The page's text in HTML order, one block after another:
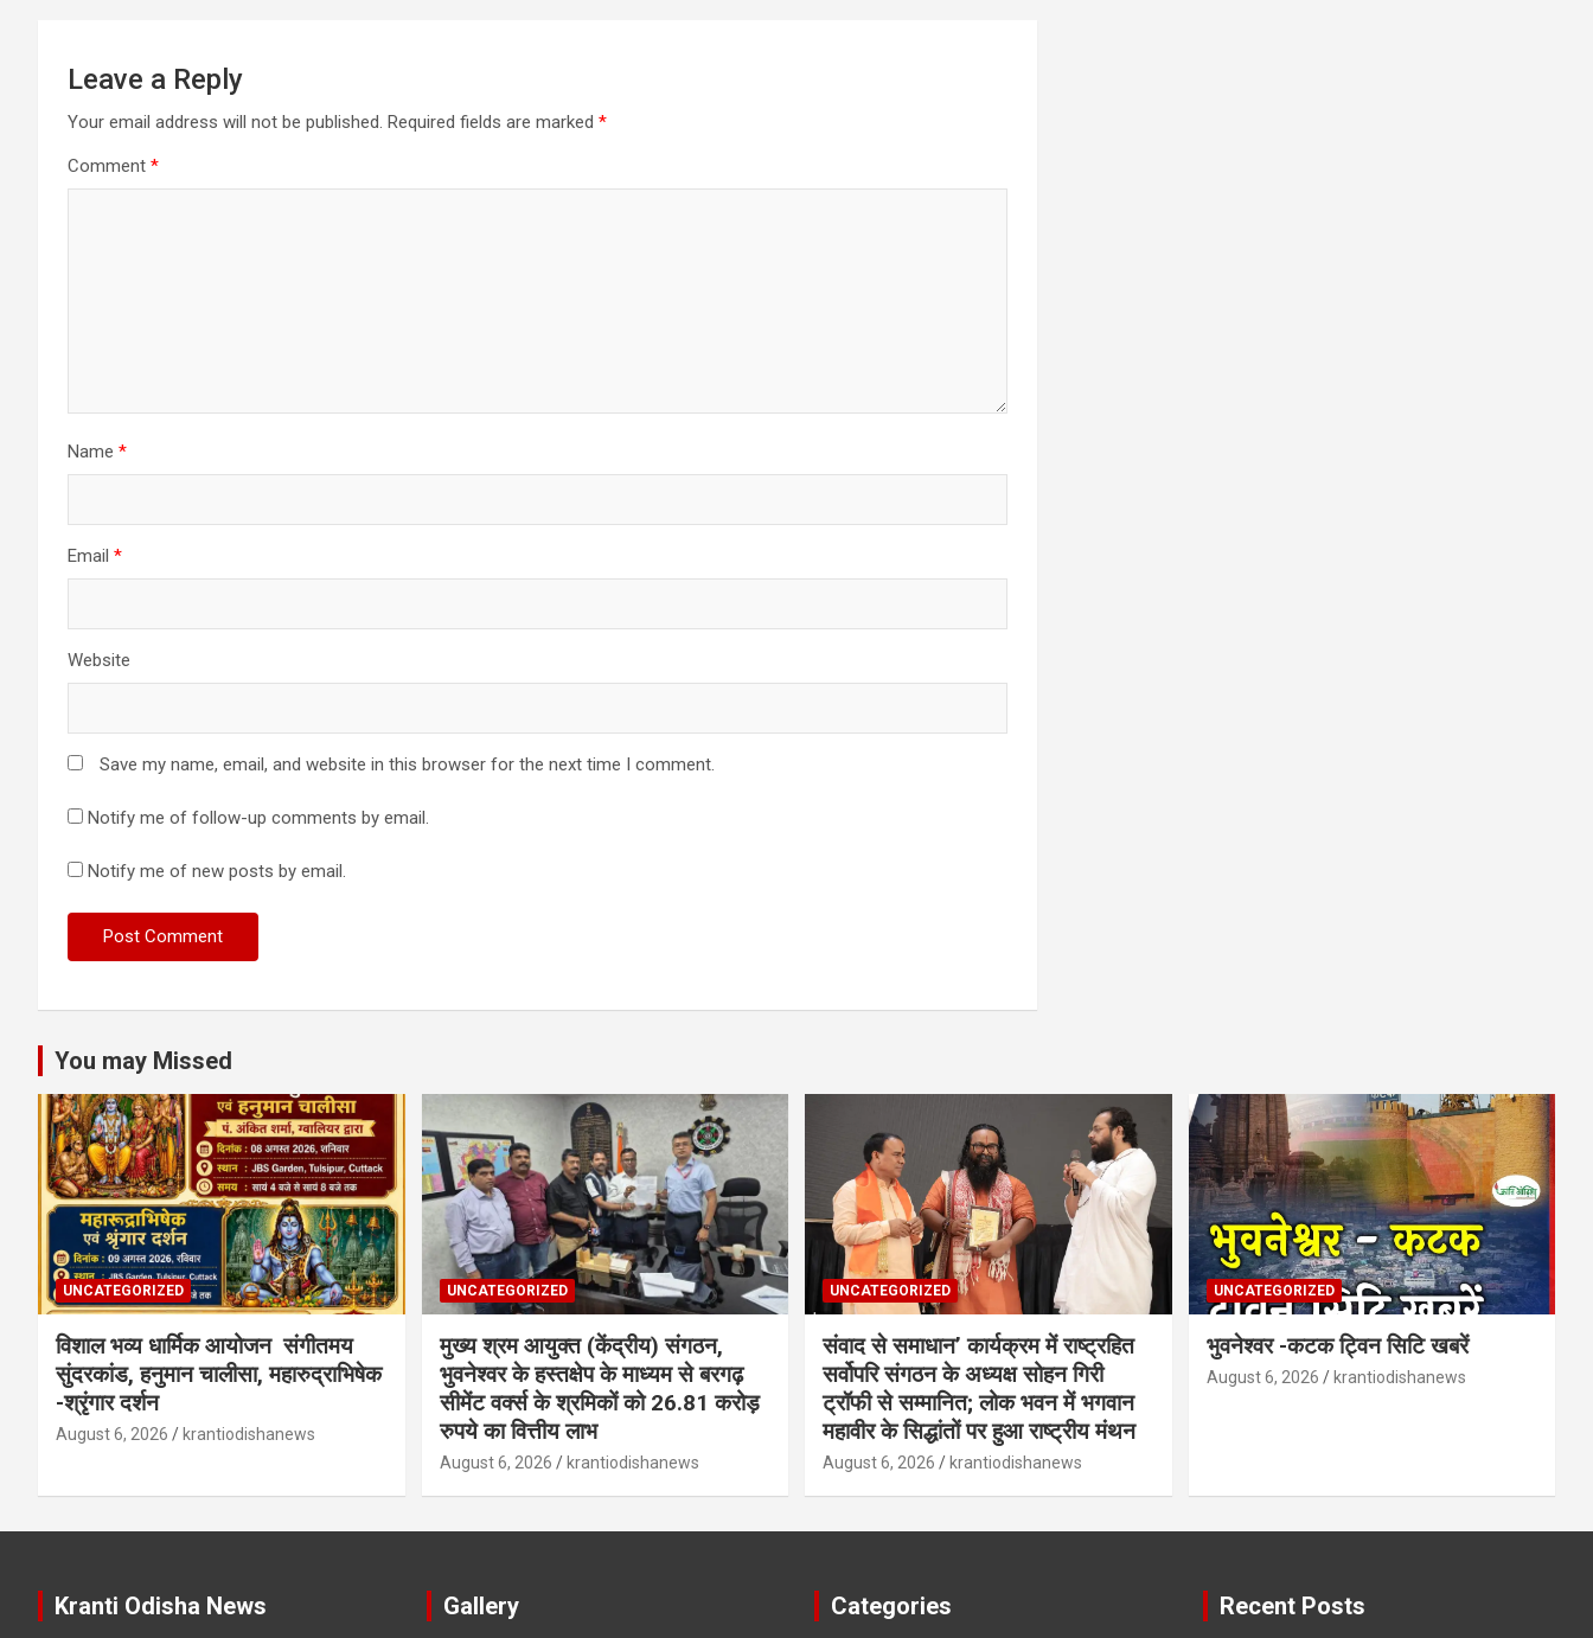
Leave a Reply
Your email address will not be published. Required fields are marked *
Comment *
Name *
Email *
Website
Save my name, email, and website in this browser for the next time I comment.
Notify me of follow-up comments by email.
Notify me of new posts by email.
You may Missed
UNCATEGORIZED
विशाल भव्य धार्मिक आयोजन संगीतमय
सुंदरकांड, हनुमान चालीसा, महारुद्राभिषेक
-श्रृंगार दर्शन
August 6, 2026 krantiodishanews
UNCATEGORIZED
मुख्य श्रम आयुक्त (केंद्रीय) संगठन,
भुवनेश्वर के हस्तक्षेप के माध्यम से बरगढ़
सीमेंट वर्क्स के श्रमिकों को 26.81 करोड़
रुपये का वित्तीय लाभ
August 6, 2026 krantiodishanews
UNCATEGORIZED
संवाद से समाधान’ कार्यक्रम में राष्ट्रहित
सर्वोपरि संगठन के अध्यक्ष सोहन गिरी
ट्रॉफी से सम्मानित; लोक भवन में भगवान
महावीर के सिद्धांतों पर हुआ राष्ट्रीय मंथन
August 6, 2026 krantiodishanews
UNCATEGORIZED
भुवनेश्वर -कटक ट्विन सिटि खबरें
August 6, 2026 krantiodishanews
Kranti Odisha News Gallery Categories Recent Posts